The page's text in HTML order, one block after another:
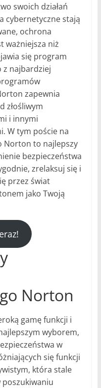
swoich działań
cybernetyczne stają
ochrona
ważniejsza niż
się program
z najbardziej
zapewnia
złośliwym
i innymi
W tym poście na
Norton to najlepszy
bezpieczeństwa
zrelaksuj się i
przez świat
jako Twoją
Norton
gamę funkcji i
wyborem,
w
się funkcji
która stale
poszukiwaniu